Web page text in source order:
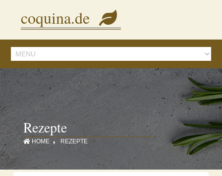
Diese Seite verwendet Cookies, um Inhalte und Anzeigen zu personalisieren.
Mit der Nutzung dieser Webseite stimmen Sie dem zu.
coquina.de
Rezepte
HOME REZEPTE